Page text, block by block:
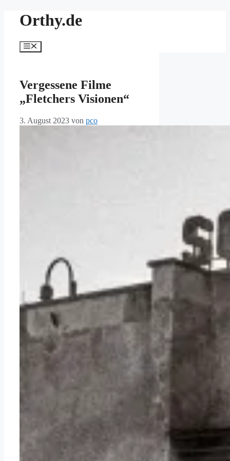
InhaltOrthy.de
Menü
Vergessene Filme
„Fletchers Visionen“
3. August 2023 von pco